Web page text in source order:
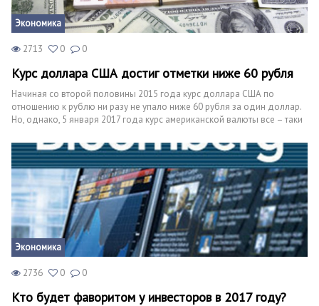
Экономика
2713 0 0
Курс доллара США достиг отметки ниже 60 рубля
Начиная со второй половины 2015 года курс доллара США по
отношению к рублю ни разу не упало ниже 60 рубля за один доллар.
Но, однако, 5 января 2017 года курс американской валюты все – таки
Экономика
2736 0 0
Кто будет фаворитом у инвесторов в 2017 году?